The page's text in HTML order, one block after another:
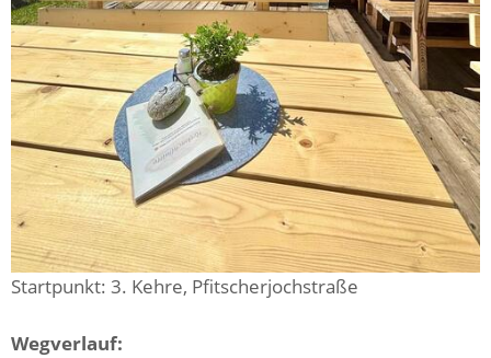
Startpunkt: 3. Kehre, Pfitscherjochstraße
Wegverlauf: